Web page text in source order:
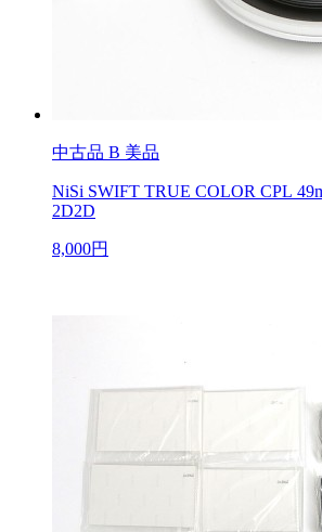
中古品 B 美品
NiSi SWIFT TRUE COLOR CPL
2D2D
8,000円